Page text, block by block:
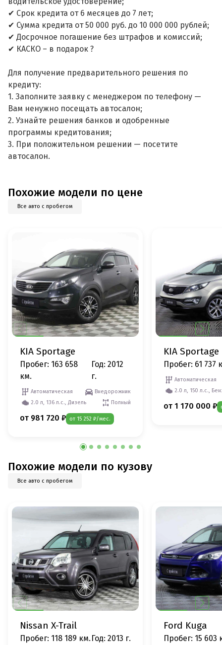
✔ Срок кредита от 6 месяцев до 7 лет;
✔ Сумма кредита от 50 000 руб. до 10 000 000 рублей;
✔ Досрочное погашение без штрафов и комиссий;
✔ КАСКО – в подарок ?
Для получение предварительного решения по
кредиту:
1. Заполните заявку с менеджером по телефону —
Вам ненужно посещать автосалон;
2. Узнайте решения банков и одобренные
программы кредитования;
3. При положительном решении — посетите
автосалон.
Похожие модели по цене
Все авто с пробегом
KIA Sportage
Пробег: 163 658
км.
Год: 2012
г.
Автоматическая
Внедорожник
2.0 л, 136 л.с., Дизель
Полный
от 981 720 ₽ от 15 252 ₽/мес.
KIA Sportage
Пробег: 61 737
Автоматическая
2.0 л, 150 л.с.,
от 1 170 000 ₽
Похожие модели по кузову
Все авто с пробегом
Nissan X-Trail
Пробег: 118 189 км. Год: 2013 г.
Ford Kuga
Пробег: 15 603